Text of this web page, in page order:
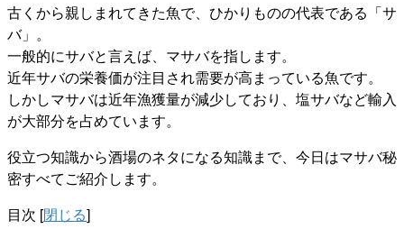
古くから親しまれてきた魚で、ひかりものの代表である「サ
バ」。
一般的にサバと言えば、マサバを指します。
近年サバの栄養価が注目され需要が高まっている魚です。
しかしマサバは近年漁獲量が減少しており、塩サバなど輸入
が大部分を占めています。
役立つ知識から酒場のネタになる知識まで、今日はマサバ秘
密すべてご紹介します。
目次 [閉じる]